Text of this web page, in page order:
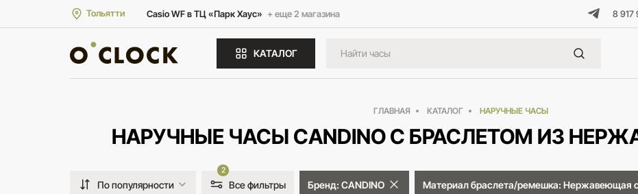
Тольятти Casio WF в ТЦ «Парк Хаус» + еще 2 магазина 8 917
КАТАЛОГ
ГЛАВНАЯ КАТАЛОГ НАРУЧНЫЕ ЧАСЫ
НАРУЧНЫЕ ЧАСЫ CANDINO С БРАСЛЕТОМ ИЗ
По популярности
2
Все фильтры Бренд: CANDINO Материал браслета/ремешка: Нержавеющая